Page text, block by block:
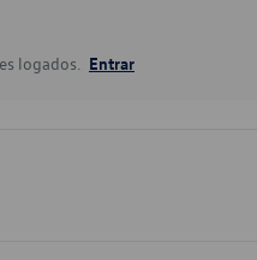
logados. Entrar